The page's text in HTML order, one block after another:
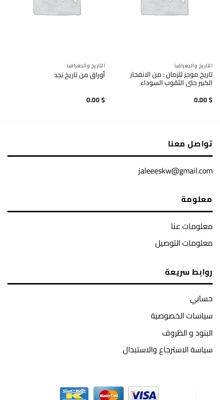
التاريخ والجغرافيا
تاريخ موجز للزمان : من الانفجار
الكبير حتى الثقوب السوداء
0.00$
التاريخ والجغرافيا
أوراق من تاريخ نجد
0.00$
تواصل معنا
jaleeeskw@gmail.com
معلومة
معلومات عنا
معلومات التوصيل
روابط سريعة
حسابي
سياسات الخصوصية
البنود و الظروف
سياسة الاسترجاع والاستبدال